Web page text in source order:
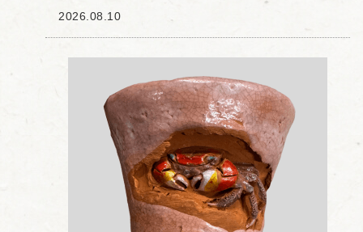
施された「布目」の技法にあります。成
2026.08.10